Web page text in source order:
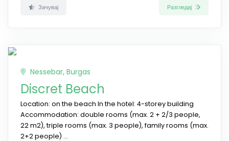
Зачувај Разгледај
Nessebar, Burgas
Discret Beach
Location: on the beach In the hotel: 4-storey building
Accommodation: double rooms (max. 2 + 2/3 people,
22 m2), triple rooms (max. 3 people), family rooms (max.
2+2 people) ...